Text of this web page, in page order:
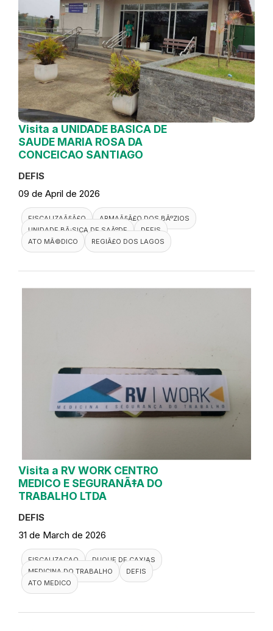
Visita a UNIDADE BASICA DE
SAUDE MARIA ROSA DA
CONCEICAO SANTIAGO
DEFIS
09 de April de 2026
FISCALIZAÃ§Ã£O
ARMAÃ§Ã£O DOS BÃºZIOS
UNIDADE BÃ¡SICA DE SAÃºDE
DEFIS
ATO MÃ©DICO
REGIÃ£O DOS LAGOS
Visita a RV WORK CENTRO
MEDICO E SEGURANÃ‡A DO
TRABALHO LTDA
DEFIS
31 de March de 2026
FISCALIZACAO
DUQUE DE CAXIAS
MEDICINA DO TRABALHO
DEFIS
ATO MEDICO